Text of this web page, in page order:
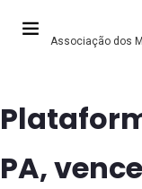
Associação dos
PA,